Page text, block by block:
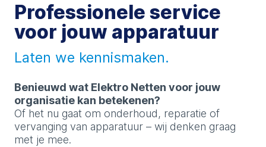
Professionele service
voor jouw apparatuur
Laten we kennismaken.
Benieuwd wat Elektro Netten voor jouw
organisatie kan betekenen?
Of het nu gaat om onderhoud, reparatie of
vervanging van apparatuur – wij denken graag
met je mee.